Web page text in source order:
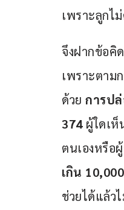
เพราะลูกไ
จึงฝากข้อคิ
เพราะตาม
ด้วย การป
374 ผู้ใดเ
ตนเองหรือ
เกิน
ช่วยได้แล้ว